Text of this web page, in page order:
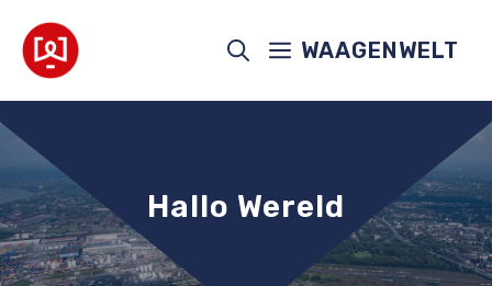
naar
inhoud
WAAGENWELT
Hallo Wereld